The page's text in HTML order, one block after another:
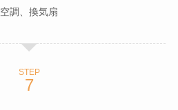
空調、換気扇
STEP